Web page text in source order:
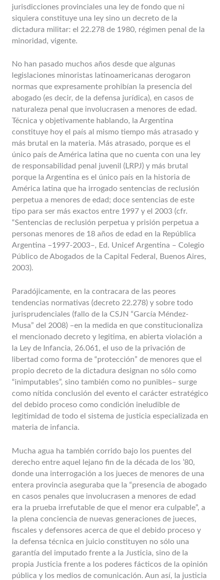
jurisdicciones provinciales una ley de fondo que ni
siquiera constituye una ley sino un decreto de la
dictadura militar: el 22.278 de 1980, régimen penal de la
minoridad, vigente.
No han pasado muchos años desde que algunas
legislaciones minoristas latinoamericanas derogaron
normas que expresamente prohibían la presencia del
abogado (es decir, de la defensa jurídica), en casos de
naturaleza penal que involucrasen a menores de edad.
Técnica y objetivamente hablando, la Argentina
constituye hoy el país al mismo tiempo más atrasado y
más brutal en la materia. Más atrasado, porque es el
único país de América latina que no cuenta con una ley
de responsabilidad penal juvenil (LRPJ) y más brutal
porque la Argentina es el único país en la historia de
América latina que ha irrogado sentencias de reclusión
perpetua a menores de edad; doce sentencias de este
tipo para ser más exactos entre 1997 y el 2003 (cfr.
“Sentencias de reclusión perpetua y prisión perpetua a
personas menores de 18 años de edad en la República
Argentina –1997-2003–, Ed. Unicef Argentina – Colegio
Público de Abogados de la Capital Federal, Buenos Aires,
2003).
Paradójicamente, en la contracara de las peores
tendencias normativas (decreto 22.278) y sobre todo
jurisprudenciales (fallo de la CSJN “García Méndez-
Musa” del 2008) –en la medida en que constitucionaliza
el mencionado decreto y legitima, en abierta violación a
la Ley de Infancia, 26.061, el uso de la privación de
libertad como forma de “protección” de menores que el
propio decreto de la dictadura designan no sólo como
“inimputables”, sino también como no punibles– surge
como nítida conclusión del evento el carácter estratégico
del debido proceso como condición ineludible de
legitimidad de todo el sistema de justicia especializada en
materia de infancia.
Mucha agua ha también corrido bajo los puentes del
derecho entre aquel lejano fin de la década de los ’80,
donde una interrogación a los jueces de menores de una
entera provincia aseguraba que la “presencia de abogado
en casos penales que involucrasen a menores de edad
era la prueba irrefutable de que el menor era culpable”, a
la plena conciencia de nuevas generaciones de jueces,
fiscales y defensores acerca de que el debido proceso y
la defensa técnica en juicio constituyen no sólo una
garantía del imputado frente a la Justicia, sino de la
propia Justicia frente a los poderes fácticos de la opinión
pública y los medios de comunicación. Aun así, la justicia